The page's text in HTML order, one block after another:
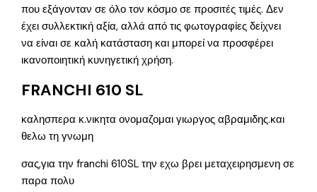
που εξάγονταν σε όλο τον κόσμο σε προσιτές τιμές. Δεν
έχει συλλεκτική αξία, αλλά από τις φωτογραφίες δείχνει
να είναι σε καλή κατάσταση και μπορεί να προσφέρει
ικανοποιητική κυνηγετική χρήση.
FRANCHI 610 SL
καλησπερα κ.νικητα ονομαζομαι γιωργος αβραμιδης.και
θελω τη γνωμη
σας,για την franchi 610SL την εχω βρει μεταχειρησμενη σε
παρα πολυ